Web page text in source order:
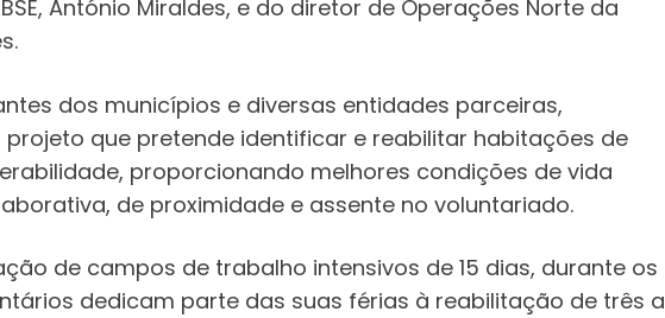
António Miraldes, e do diretor de Operações Norte da
dos municípios e diversas entidades parceiras,
que pretende identificar e reabilitar habitações de
proporcionando melhores condições de vida
de proximidade e assente no voluntariado.
de campos de trabalho intensivos de 15 dias, durante os
dedicam parte das suas férias à reabilitação de três a